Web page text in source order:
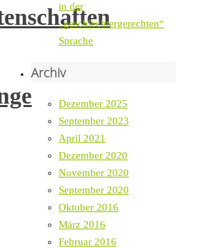
in der
„geschlechtergerechten“
Sprache
Archiv
Dezember 2025
September 2023
April 2021
Dezember 2020
November 2020
September 2020
Oktober 2016
März 2016
Februar 2016